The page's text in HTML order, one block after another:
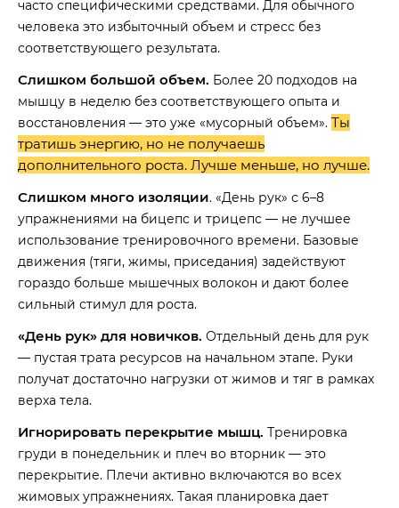
часто специфическими средствами. Для обычного
человека это избыточный объем и стресс без
соответствующего результата.
Слишком большой объем. Более 20 подходов на
мышцу в неделю без соответствующего опыта и
восстановления — это уже «мусорный объем». Ты
тратишь энергию, но не получаешь
дополнительного роста. Лучше меньше, но лучше.
Слишком много изоляции. «День рук» с 6–8
упражнениями на бицепс и трицепс — не лучшее
использование тренировочного времени. Базовые
движения (тяги, жимы, приседания) задействуют
гораздо больше мышечных волокон и дают более
сильный стимул для роста.
«День рук» для новичков. Отдельный день для рук
— пустая трата ресурсов на начальном этапе. Руки
получат достаточно нагрузки от жимов и тяг в рамках
верха тела.
Игнорировать перекрытие мышц. Тренировка
груди в понедельник и плеч во вторник — это
перекрытие. Плечи активно включаются во всех
жимовых упражнениях. Такая планировка дает